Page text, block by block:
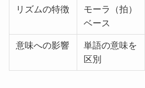
リズムの特徴
モーラ（拍）
ベース
意味への影響
単語の意味を
区別